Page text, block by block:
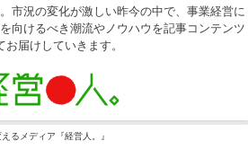
市況の変化が激しい昨今の中で、事業経営に
向けるべき潮流やノウハウを記事コンテンツ
お届けしていきます。
るメディア『経営人。』